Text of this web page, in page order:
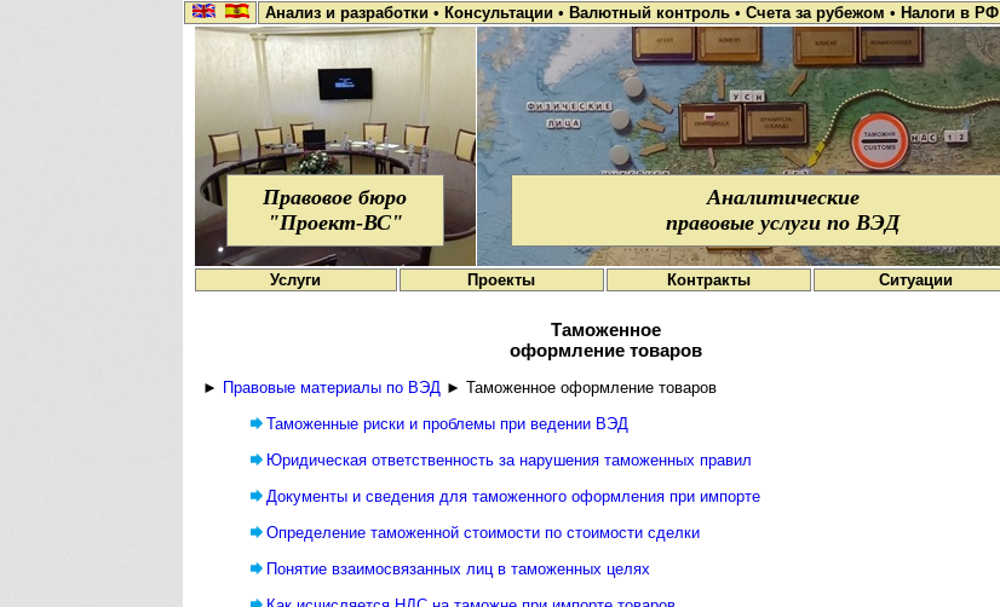
Анализ и разработки • Консультации • Валютный контроль • Счета за рубежом • Налоги в РФ
Правовое бюро
"Проект-ВС"
Аналитические
правовые услуги по ВЭД
Услуги Проекты Контракты Ситуации
Таможенное
оформление товаров
► Правовые материалы по ВЭД ► Таможенное оформление товаров
Таможенные риски и проблемы при ведении ВЭД
Юридическая ответственность за нарушения таможенных правил
Документы и сведения для таможенного оформления при импорте
Определение таможенной стоимости по стоимости сделки
Понятие взаимосвязанных лиц в таможенных целях